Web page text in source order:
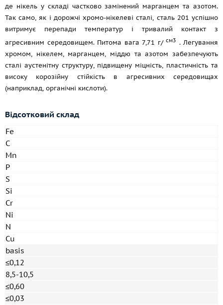
де нікель у складі частково замінений марганцем та азотом.
Так само, як і дорожчі хромо-нікелеві сталі, сталь 201 успішно
витримує перепади температур і тривалий контакт з
агресивним середовищем. Питома вага 7,71 г/ см3 . Легування
хромом, нікелем, марганцем, міддю та азотом забезпечують
сталі аустенітну структуру, підвищену міцність, пластичність та
високу корозійну стійкість в агресивних середовищах
(наприклад, органічні кислоти).
Відсотковий склад
Fe
C
Mn
P
S
Si
Cr
Ni
N
Cu
basis
≤0,12
8,5-10,5
≤0,60
≤0,03